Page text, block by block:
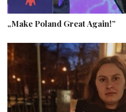
„Make Poland Great Again!”